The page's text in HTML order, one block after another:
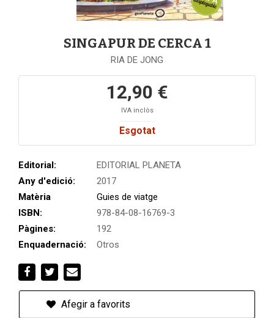
SINGAPUR DE CERCA 1
RIA DE JONG
12,90 €
IVA inclòs
Esgotat
Editorial:
EDITORIAL PLANETA
Any d'edició:
2017
Matèria
Guies de viatge
ISBN:
978-84-08-16769-3
Pàgines:
192
Enquadernació:
Otros
Afegir a favorits